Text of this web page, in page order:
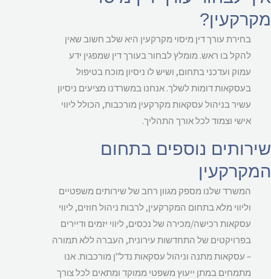
בחירת עורך דין מיסוי מקרקעין היא שלב חשוב שאין
להקל בו ראש. מומלץ לבחור בעורך דין שמפגין ידע
עמוק ועדכני בתחום, ושיש לו ניסיון מוכח בטיפול
בעסקאות דומות לשלך. אנחנו במשרדנו מציעים ניסיון
עשיר בניהול עסקאות מקרקעין מורכבות, הכולל ליווי
אישי וצמוד לכל אורך התהליך.
נוספים בתחום
המשרד שלנו מספק מגוון רחב של שירותים משפטיים
וליווי מלא בתחום המקרקעין, לרבות ניהול חוזים, ליווי
עסקאות רכישה/מכירה של נכסים, ליווי יזמים ודיירים
בפרויקטים של התחדשות עירונית, העברה ללא תמורה
– עסקאות מתנה וניהול עסקאות נדל"ן מורכבות. אנו
מתמחים במתן ייעוץ משפטי ממוקד ומתאים לכל צורך